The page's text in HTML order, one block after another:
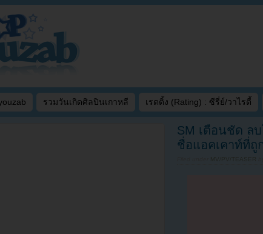
รวมวันเกิดศิลปินเกาหลี เรตติ้ง (Rating) : ซีรี่ย์/วาไรตี้
SM เตือนชัด ล
ชื่อแอคเคาท์ที่ถู
MV/PV/TEASER